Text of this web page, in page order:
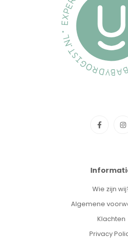
Wie zijn
Algemene
Klachten
Privacy